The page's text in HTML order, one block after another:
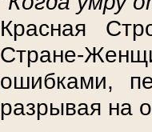
Красная
Стране-
ошибками,
разрывая на